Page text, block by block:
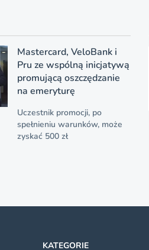
Mastercard, VeloBank i
Pru ze wspólną inicjatywą
promującą oszczędzanie
na emeryturę
Uczestnik promocji, po
spełnieniu warunków, może
zyskać 500 zł
KATEGORIE